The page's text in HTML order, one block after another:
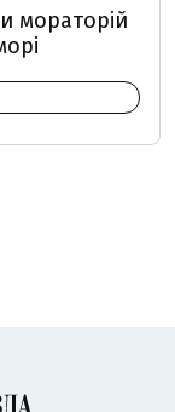
мораторій